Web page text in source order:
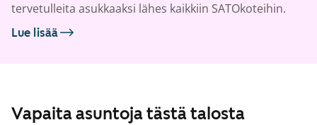
tervetulleita asukkaaksi lähes kaikkiin SATOkoteihin.
Lue lisää
Vapaita asuntoja tästä talosta